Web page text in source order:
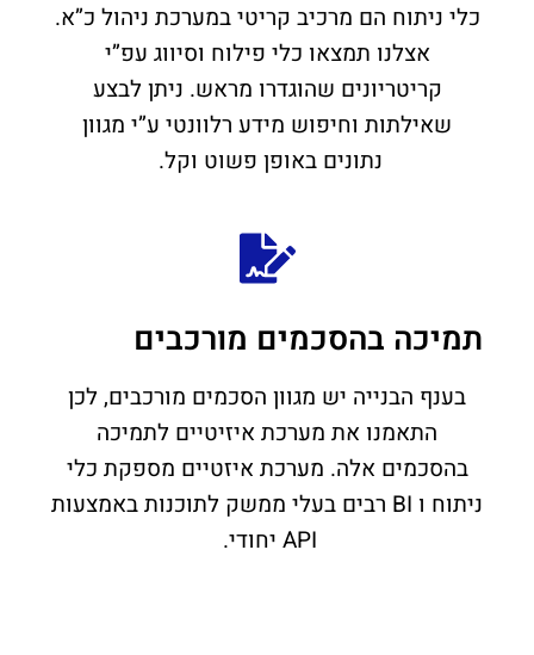
כלי ניתוח הם מרכיב קריטי במערכת ניהול כ”א.
אצלנו תמצאו כלי פילוח וסיווג עפ”י
קריטריונים שהוגדרו מראש. ניתן לבצע
שאילתות וחיפוש מידע רלוונטי ע”י מגוון
נתונים באופן פשוט וקל.
תמיכה בהסכמים מורכבים
בענף הבנייה יש מגוון הסכמים מורכבים, לכן
התאמנו את מערכת איזיטיים לתמיכה
בהסכמים אלה. מערכת איזטיים מספקת כלי
ניתוח ו BI רבים בעלי ממשק לתוכנות באמצעות
API יחודי.